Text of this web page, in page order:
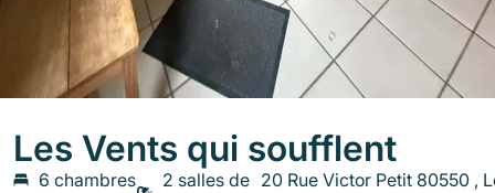
Les Vents qui soufflent
6 chambres
2 salles de 20 Rue Victor Petit 80550 ,